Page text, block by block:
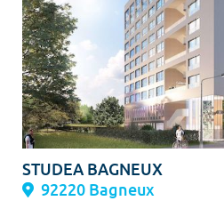
STUDEA BAGNEUX
92220 Bagneux